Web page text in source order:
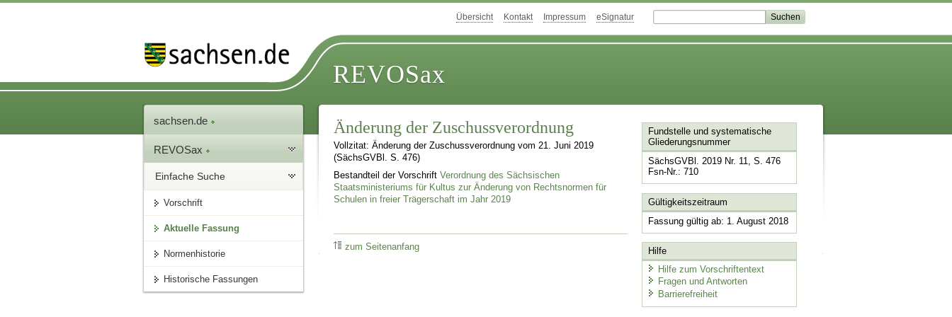
Übersicht Kontakt Impressum eSignatur
REVOSax
sachsen.de
REVOSax
Einfache Suche
Vorschrift
Aktuelle Fassung
Normenhistorie
Historische Fassungen
Änderung der Zuschussverordnung
Vollzitat: Änderung der Zuschussverordnung vom 21. Juni 2019
(SächsGVBl. S. 476)
Bestandteil der VorschriftVerordnung des Sächsischen
Staatsministeriums für Kultus zur Änderung von Rechtsnormen für
Schulen in freier Trägerschaft im Jahr 2019
zum Seitenanfang
Fundstelle und systematische
Gliederungsnummer
SächsGVBl. 2019 Nr. 11, S. 476
Fsn-Nr.: 710
Gültigkeitszeitraum
Fassung gültig ab: 1. August 2018
Hilfe
Hilfe zum Vorschriftentext
Fragen und Antworten
Barrierefreiheit